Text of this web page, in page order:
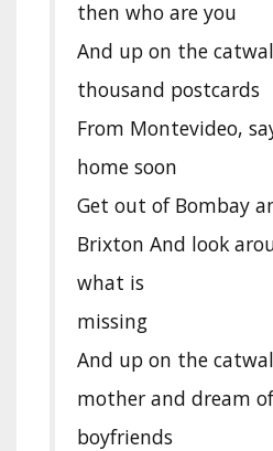
then who are you
And up on the
thousand postcards
From Montevideo,
home soon
Get out of Bombay
Brixton And look
what is
missing
And up on the
mother and dream
boyfriends